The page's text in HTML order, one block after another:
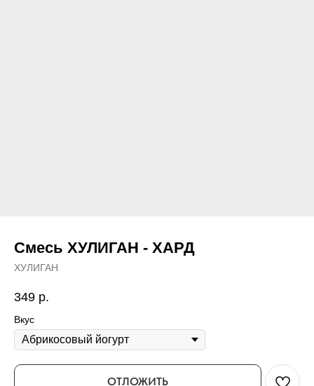
Смесь ХУЛИГАН - ХАРД
ХУЛИГАН
349 р.
Вкус
ОТЛОЖИТЬ